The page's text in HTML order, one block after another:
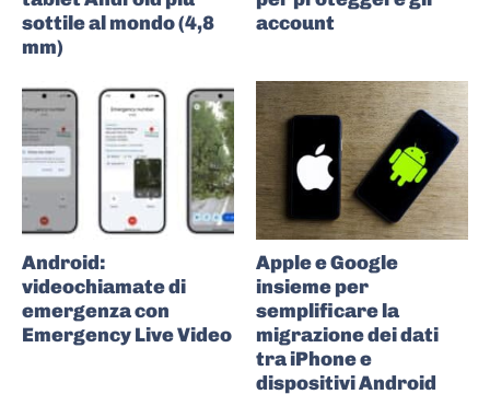
sottile al mondo (4,8
mm)
account
Android:
videochiamate di
emergenza con
Emergency Live Video
Apple e Google
insieme per
semplificare la
migrazione dei dati
tra iPhone e
dispositivi Android